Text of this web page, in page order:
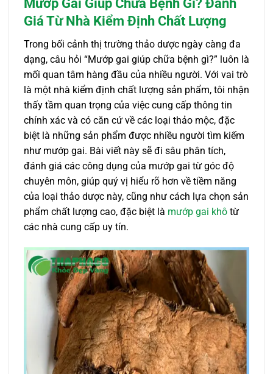
Giá Từ Nhà Kiểm Định Chất Lượng
Trong bối cảnh thị trường thảo dược ngày càng đa
dạng, câu hỏi “Mướp gai giúp chữa bệnh gì?” luôn là
mối quan tâm hàng đầu của nhiều người. Với vai trò
là một nhà kiểm định chất lượng sản phẩm, tôi nhận
thấy tầm quan trọng của việc cung cấp thông tin
chính xác và có căn cứ về các loại thảo mộc, đặc
biệt là những sản phẩm được nhiều người tìm kiếm
như mướp gai. Bài viết này sẽ đi sâu phân tích,
đánh giá các công dụng của mướp gai từ góc độ
chuyên môn, giúp quý vị hiểu rõ hơn về tiềm năng
của loại thảo dược này, cũng như cách lựa chọn sản
phẩm chất lượng cao, đặc biệt là mướp gai khô từ
các nhà cung cấp uy tín.